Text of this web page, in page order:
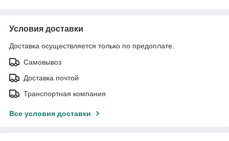
Условия доставки
Доставка осуществляется только по предоплате.
Самовывоз
Доставка почтой
Транспортная компания
Все условия доставки